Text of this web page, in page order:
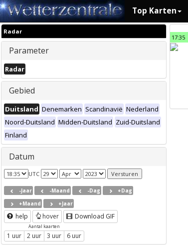
Top Karten
Radar
Parameter
Radar
Gebied
Duitsland Denemarken Scandinavië Nederland
Noord-Duitsland Midden-Duitsland Zuid-Duitsland
Finland
Datum
UTC
-Jaar -Maand -Dag
+Dag
+Maand
+Jaar
help hover Download GIF
Aantal kaarten
1 uur 2 uur 3 uur 6 uur
17:35